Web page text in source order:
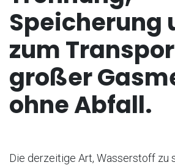
Speicherung
zum
großer
ohne Abfall.
Die derzeitige Art, Wasserstoff zu